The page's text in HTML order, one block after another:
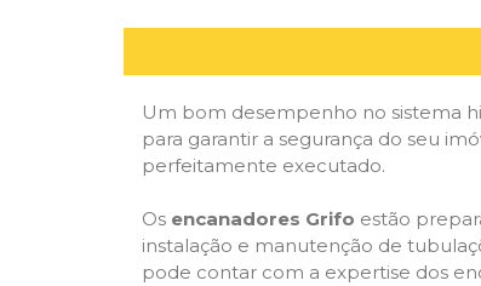
Um bom desempenho no sistema
para garantir a segurança do seu
perfeitamente executado.
Os encanadores Grifo estão
instalação e manutenção de
pode contar com a expertise dos